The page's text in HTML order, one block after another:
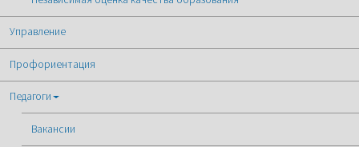
Управление
Профориентация
Педагоги
Вакансии